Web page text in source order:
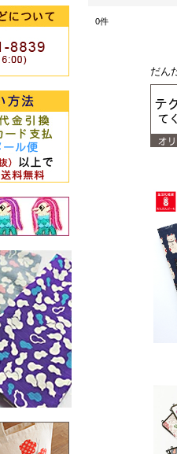
0件
だん